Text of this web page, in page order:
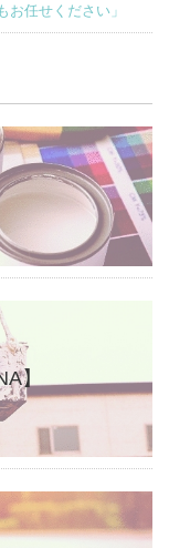
任せください」
】